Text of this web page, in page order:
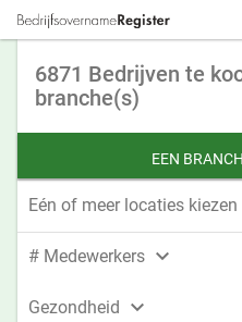
6871 Bedrijven te
branche(s)
EEN
Eén of meer locaties kiezen
# Medewerkers 
Gezondheid 